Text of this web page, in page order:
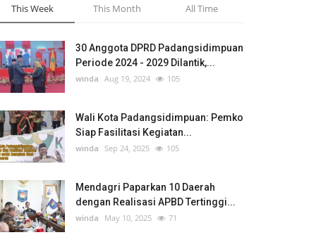
This Week This Month All Time
30 Anggota DPRD Padangsidimpuan
Periode 2024 - 2029 Dilantik,...
winda Aug 19, 2024 105
Wali Kota Padangsidimpuan: Pemko
Siap Fasilitasi Kegiatan...
winda Sep 24, 2025 105
Mendagri Paparkan 10 Daerah
dengan Realisasi APBD Tertinggi...
winda May 10, 2025 71